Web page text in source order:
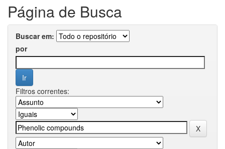
Página de Busca
Buscar em:
por
Filtros correntes: